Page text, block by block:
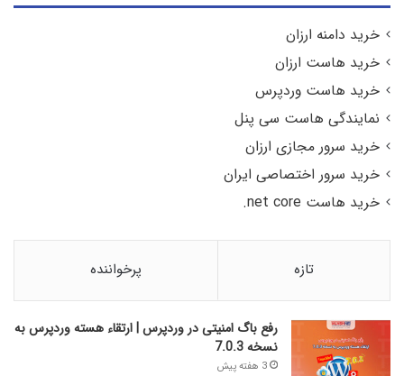
خرید دامنه ارزان
خرید هاست ارزان
خرید هاست وردپرس
نمایندگی هاست سی پنل
خرید سرور مجازی ارزان
خرید سرور اختصاصی ایران
خرید هاست net core.
تازه پرخواننده
رفع باگ امنیتی در وردپرس | ارتقاء هسته وردپرس به
نسخه 7.0.3
3 هفته پیش